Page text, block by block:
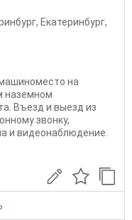
, Екатеринбург,
на
наземном
Въезд и выезд из
звонку,
и видеонаблюдение.